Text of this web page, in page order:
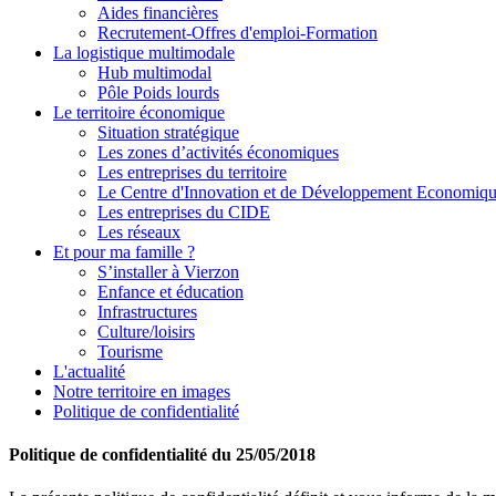
Aides financières
Recrutement-Offres d'emploi-Formation
La logistique multimodale
Hub multimodal
Pôle Poids lourds
Le territoire économique
Situation stratégique
Les zones d’activités économiques
Les entreprises du territoire
Le Centre d'Innovation et de Développement
Les entreprises du CIDE
Les réseaux
Et pour ma famille ?
S’installer à Vierzon
Enfance et éducation
Infrastructures
Culture/loisirs
Tourisme
L'actualité
Notre territoire en images
Politique de confidentialité
Politique de confidentialité du 25/05/2018